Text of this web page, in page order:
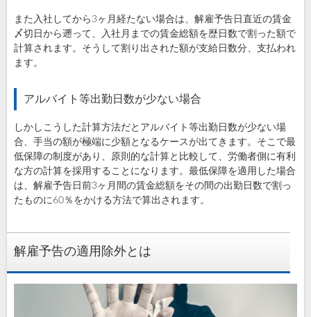
また入社してから3ヶ月経たない場合は、解雇予告日直近の賃金
〆切日から遡って、入社月までの賃金総額を歴日数で割った額で
計算されます。そうして割り出された額が支給日数分、支払われ
ます。
アルバイト等出勤日数が少ない場合
しかしこうした計算方法だとアルバイト等出勤日数が少ない場
合、手当の額が極端に少額となるケースが出てきます。そこで最
低保障の制度があり、原則的な計算と比較して、労働者側に有利
な方の計算を採用することになります。最低保障を適用した場合
は、解雇予告日前3ヶ月間の賃金総額をその間の出勤日数で割っ
たものに60％をかける方法で算出されます。
解雇予告の適用除外とは